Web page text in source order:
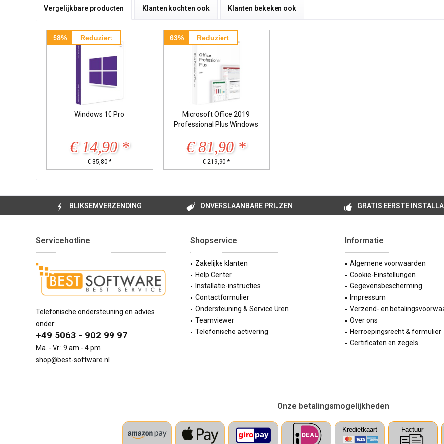
Vergelijkbare producten Klanten kochten ook Klanten bekeken ook
58% Reduziert
Windows 10 Pro
€ 14,90 *
€ 35,80 *
63% Reduziert
Microsoft Office 2019
Professional Plus Windows
€ 81,90 *
€ 219,90 *
BLIKSEMVERZENDING ONVERSLAANBARE PRIJZEN GRATIS EERSTE
Servicehotline
Telefonische ondersteuning en advies
onder:
+49 5063 - 902 99 97
Ma. - Vr.: 9 am - 4 pm
shop@best-software.nl
Shopservice
Zakelijke klanten
Help Center
Installatie-instructies
Contactformulier
Ondersteuning & Service Uren
Teamviewer
Telefonische activering
Informatie
Algemene voorwaarden
Cookie-Einstellungen
Gegevensbescherming
Impressum
Verzend- en
Over ons
Herroepingsrecht & formulier
Certificaten en zegels
Onze betalingsmogelijkheden